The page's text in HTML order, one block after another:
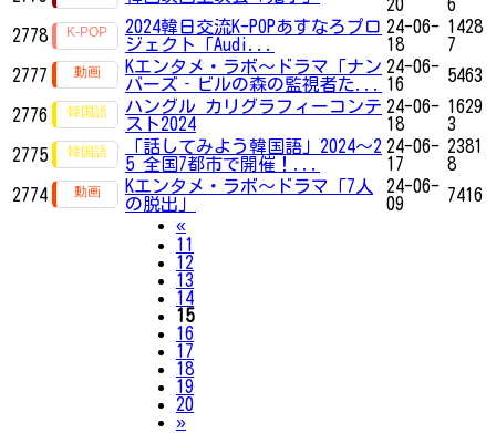
20
6
2778
2024韓日交流K-POPあすなろプロ
ジェクト「Audi...
24-06-
18
1428
7
2777
Kエンタメ・ラボ～ドラマ「ナン
バーズ‐ビルの森の監視者た...
24-06-
16
5463
2776
ハングル カリグラフィーコンテ
スト2024
24-06-
18
1629
3
2775
「話してみよう韓国語」2024～2
5 全国7都市で開催！...
24-06-
17
2381
8
2774
Kエンタメ・ラボ～ドラマ「7人
の脱出」
24-06-
09
7416
«Previous
11
12
13
14
15
16
17
18
19
20
»Next